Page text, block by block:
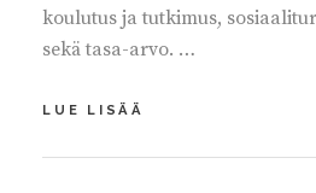
koulutus ja tutkimus,
sekä tasa-arvo. …
LUE LISÄÄ
MAAILMAA